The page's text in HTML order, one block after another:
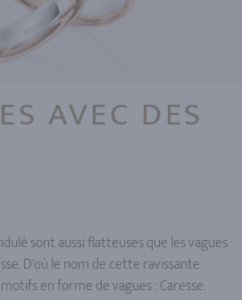
AVEC DES
sont aussi flatteuses que les vagues
D'où le nom de cette ravissante
en forme de vagues : Caresse.